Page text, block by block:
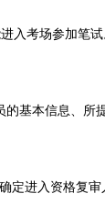
考场参加笔试
基本信息、所
进入资格复审